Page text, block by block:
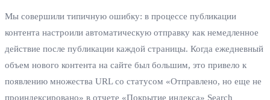
Мы совершили типичную ошибку: в процессе публикации
контента настроили автоматическую отправку как немедленное
действие после публикации каждой страницы. Когда ежедневный
объем нового контента на сайте был большим, это привело к
появлению множества URL со статусом «Отправлено, но еще не
проиндексировано» в отчете «Покрытие индекса» Search